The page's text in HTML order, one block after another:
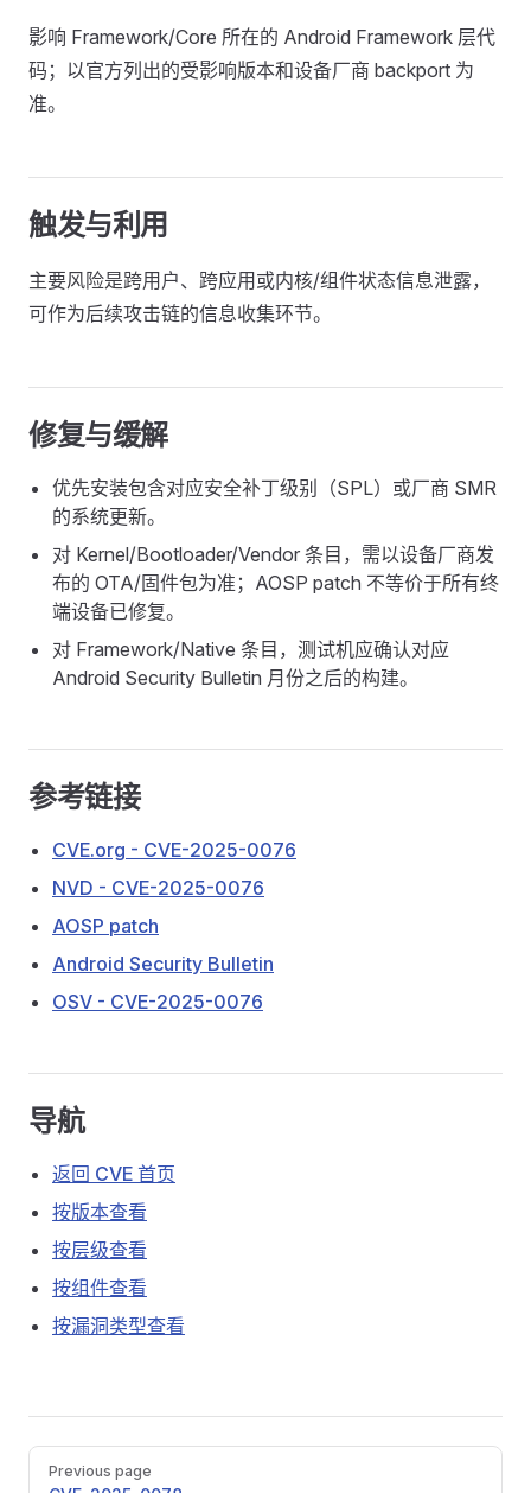
影响 Framework/Core 所在的 Android Framework 层代
码；以官方列出的受影响版本和设备厂商 backport 为
准。
触发与利用
主要风险是跨用户、跨应用或内核/组件状态信息泄露，
可作为后续攻击链的信息收集环节。
修复与缓解
优先安装包含对应安全补丁级别（SPL）或厂商 SMR
的系统更新。
对 Kernel/Bootloader/Vendor 条目，需以设备厂商发
布的 OTA/固件包为准；AOSP patch 不等价于所有终
端设备已修复。
对 Framework/Native 条目，测试机应确认对应
Android Security Bulletin 月份之后的构建。
参考链接
CVE.org - CVE-2025-0076
NVD - CVE-2025-0076
AOSP patch
Android Security Bulletin
OSV - CVE-2025-0076
导航
返回 CVE 首页
按版本查看
按层级查看
按组件查看
按漏洞类型查看
Pager
Previous page